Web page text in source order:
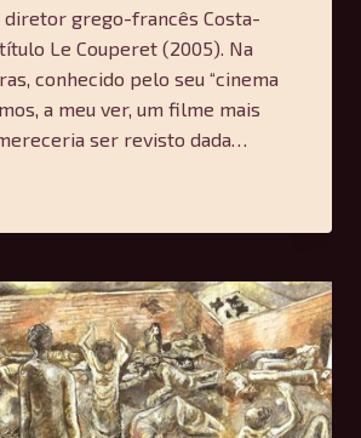
diretor grego-francês Costa-
Le Couperet (2005). Na
conhecido pelo seu “cinema
a meu ver, um filme mais
ser revisto dada…